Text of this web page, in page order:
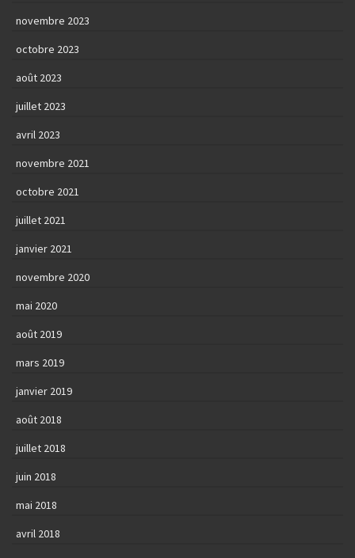
novembre 2023
octobre 2023
août 2023
juillet 2023
avril 2023
novembre 2021
octobre 2021
juillet 2021
janvier 2021
novembre 2020
mai 2020
août 2019
mars 2019
janvier 2019
août 2018
juillet 2018
juin 2018
mai 2018
avril 2018